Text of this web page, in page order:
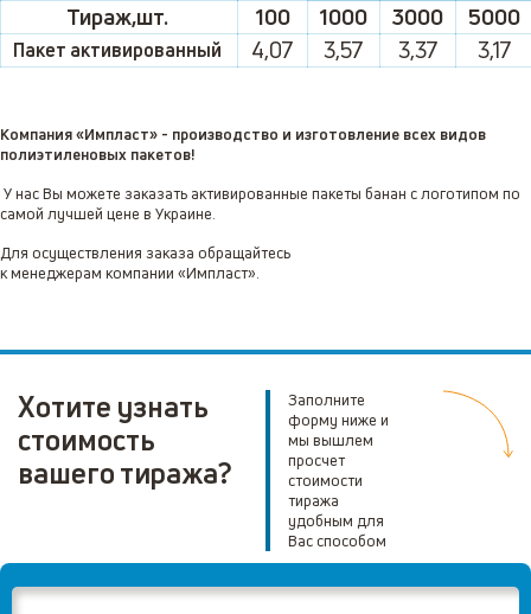
Тираж,шт. 100 1000 3000 5000
Пакет активированный 4,07 3,57 3,37 3,17
Компания «Импласт» - производство и изготовление всех видов
полиэтиленовых пакетов!
У нас Вы можете заказать активированные пакеты банан с логотипом по
самой лучшей цене в Украине.
Для осуществления заказа обращайтесь
к менеджерам компании «Импласт».
Хотите узнать
стоимость
вашего тиража?
Заполните
форму ниже и
мы вышлем
просчет
стоимости
тиража
удобным для
Вас способом